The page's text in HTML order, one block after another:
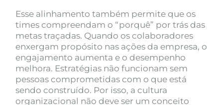
Esse alinhamento também permite que os
times compreendam o “porquê” por trás das
metas traçadas. Quando os colaboradores
enxergam propósito nas ações da empresa, o
engajamento aumenta e o desempenho
melhora. Estratégias não funcionam sem
pessoas comprometidas com o que está
sendo construído. Por isso, a cultura
organizacional não deve ser um conceito